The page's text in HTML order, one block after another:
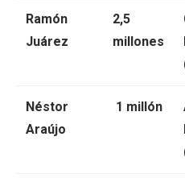
Ramón
Juárez
2,5
millones
Néstor
Araújo
1 millón